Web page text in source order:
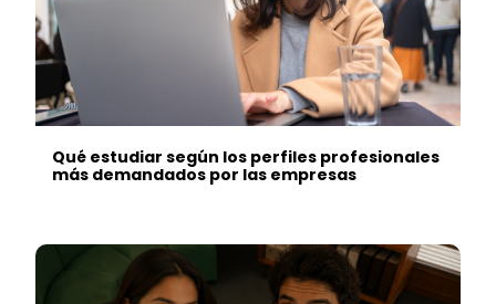
Qué estudiar según los perfiles profesionales
más demandados por las empresas